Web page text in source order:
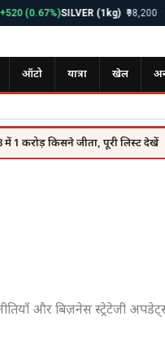
SILVER (1kg) ₹98,200 ▲
ऑटो यात्रा खेल
जीता, पूरी लिस्ट देखें ● SBI
और बिज़नेस स्ट्रेटेजी